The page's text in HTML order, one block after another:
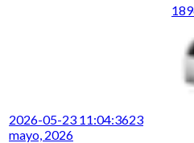
2026-05-23 11:04:3623
mayo, 2026